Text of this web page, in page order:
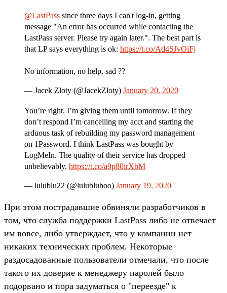
@LastPass since three days I can't log-in, getting
message "An error has occurred while contacting the
LastPass server. Please try again later.". The best part is
that LP says everything is ok: https://t.co/Ad4SJvOiFj
No information, no help, sad ??
— Jacek Zloty (@JacekZloty) January 20, 2020
You’re right. I’m giving them until tomorrow. If they
don’t respond I’m cancelling my acct and starting the
arduous task of rebuilding my password management
on 1Password. I think LastPass was bought by
LogMeIn. The quality of their service has dropped
unbelievably. https://t.co/a9p80irXbM
— lulublu22 (@lulubluboo) January 19, 2020
При этом пострадавшие обвиняли разработчиков в
том, что служба поддержки LastPass либо не отвечает
им вовсе, либо утверждает, что у компании нет
никаких технических проблем. Некоторые
раздосадованные пользователи отмечали, что после
такого их доверие к менеджеру паролей было
подорвано и пора задуматься о "переезде" к